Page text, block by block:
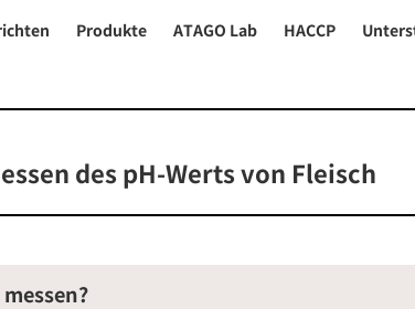
Produkte ATAGO Lab HACCP
essen des pH-Werts von Fleisch